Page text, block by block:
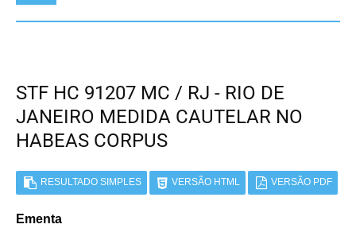
STF HC 91207 MC / RJ - RIO DE
JANEIRO MEDIDA CAUTELAR NO
HABEAS CORPUS
RESULTADO SIMPLES VERSÃO HTML VERSÃO PDF
Ementa